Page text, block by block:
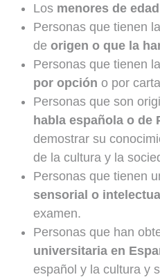
Los menores de edad
Personas que tienen
de origen o que la
Personas que tienen la
por opción o por
Personas que son
habla española o de
demostrar su
de la cultura y la
Personas que tienen
sensorial o
examen.
Personas que han
universitaria en
español y la cultura y